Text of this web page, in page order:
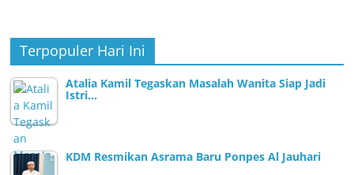
Terpopuler Hari Ini
Atalia Kamil Tegaskan Masalah Wanita Siap Jadi
Istri…
KDM Resmikan Asrama Baru Ponpes Al Jauhari